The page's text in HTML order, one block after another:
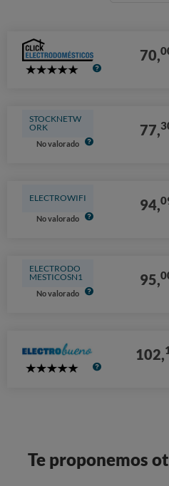
5
70,
STOCKNETW
ORK
No valorado
77,
ELECTROWIFI
No valorado
94,
ELECTRODO
MESTICOSN1
No valorado
95,
5
102,
Te proponemos